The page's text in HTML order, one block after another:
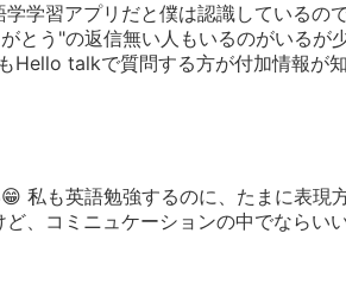
学習アプリだと僕は認識しているの
とう"の返信無い人もいるのがいるが
Hello talkで質問する方が付加情報が
私も英語勉強するのに、たまに表現
、コミニュケーションの中でならい